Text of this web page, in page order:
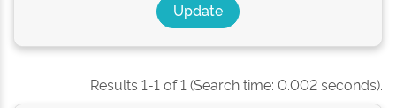
Results 1-1 of 1 (Search time: 0.002 seconds).